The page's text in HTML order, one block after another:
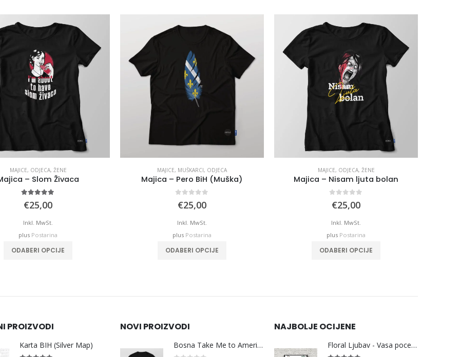
MAJICE,MUŠKARCI
Majica – Pero BiH (Muška)
€25,00
Inkl. MwSt.
plusPostarina
ODABERI OPCIJE
MAJICE,ODJECA,ŽENE
Majica – Nisam ljuta bolan
€25,00
Inkl. MwSt.
plusPostarina
ODABERI OPCIJE
MAJICE,ODJECA
Majica – Ljiljan Bosanka
€25,00
Inkl. MwSt.
plusPostarina
ODABERI OPCIJE
PROIZVODI
Karta BIH (Silver Map)
NOVI PROIZVODI
Bosna Take Me to America Navijačka Majica 3
NAJBOLJE OCIJENE
Floral Ljubav - Vasa pocetna slova